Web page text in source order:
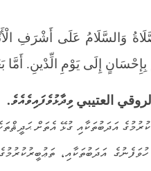
وَالسَّلَامُ عَلَى أَشْرَفِ
إِلَى يَوْمِ الِّدْينِ. أَمَّا
العتيبي ވިދާޅުވެފައިވެއެވެ.
އަދަބުތަކާއި ގުޅޭ އެތަށް
އަދަބުތަކާއި،